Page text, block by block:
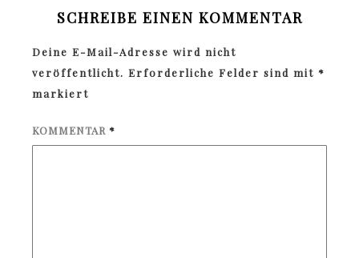
SCHREIBE EINEN KOMMENTAR
Deine E-Mail-Adresse wird nicht
veröffentlicht. Erforderliche Felder sind mit *
markiert
KOMMENTAR *